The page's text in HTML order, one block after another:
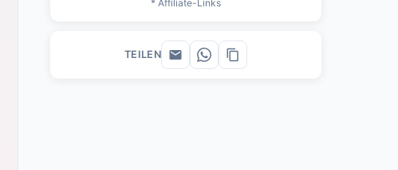
* Affiliate-Links
TEILEN